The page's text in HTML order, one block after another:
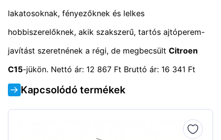
lakatosoknak, fényezőknek és lelkes
hobbiszerelőknek, akik szakszerű, tartós ajtóperem-
javítást szeretnének a régi, de megbecsült Citroen
C15-jükön. Nettó ár: 12 867 Ft Bruttó ár: 16 341 Ft
Kapcsolódó termékek